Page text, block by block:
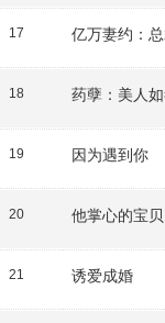
17 亿万妻约：
18 药孽：美人
19 因为遇到你
20 他掌心的宝贝
21 诱爱成婚